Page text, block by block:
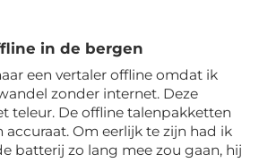
in de bergen
een vertaler offline omdat ik
zonder internet. Deze
teleur. De offline talenpakketten
accuraat. Om eerlijk te zijn had ik
batterij zo lang mee zou gaan, hij